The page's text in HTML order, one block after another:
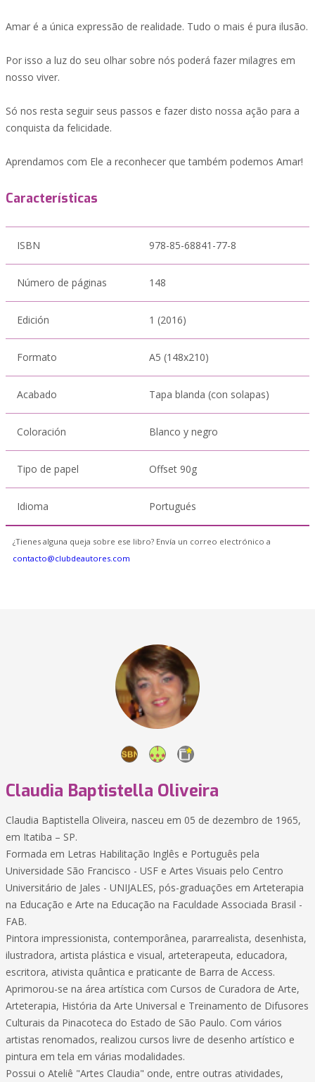
Amar é a única expressão de realidade. Tudo o mais é pura ilusão.
Por isso a luz do seu olhar sobre nós poderá fazer milagres em
nosso viver.
Só nos resta seguir seus passos e fazer disto nossa ação para a
conquista da felicidade.
Aprendamos com Ele a reconhecer que também podemos Amar!
Características
ISBN 978-85-68841-77-8
Número de páginas 148
Edición 1 (2016)
Formato A5 (148x210)
Acabado Tapa blanda (con solapas)
Coloración Blanco y negro
Tipo de papel Offset 90g
Idioma Portugués
¿Tienes alguna queja sobre ese libro? Envía un correo electrónico a
contacto@clubdeautores.com
Claudia Baptistella Oliveira
Claudia Baptistella Oliveira, nasceu em 05 de dezembro de 1965,
em Itatiba – SP.
Formada em Letras Habilitação Inglês e Português pela
Universidade São Francisco - USF e Artes Visuais pelo Centro
Universitário de Jales - UNIJALES, pós-graduações em Arteterapia
na Educação e Arte na Educação na Faculdade Associada Brasil -
FAB.
Pintora impressionista, contemporânea, pararrealista, desenhista,
ilustradora, artista plástica e visual, arteterapeuta, educadora,
escritora, ativista quântica e praticante de Barra de Access.
Aprimorou-se na área artística com Cursos de Curadora de Arte,
Arteterapia, História da Arte Universal e Treinamento de Difusores
Culturais da Pinacoteca do Estado de São Paulo. Com vários
artistas renomados, realizou cursos livre de desenho artístico e
pintura em tela em várias modalidades.
Possui o Ateliê "Artes Claudia" onde, entre outras atividades,